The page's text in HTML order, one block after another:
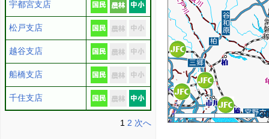
宇都宮支店
松戸支店
越谷支店
船橋支店
千住支店
1 2 次へ